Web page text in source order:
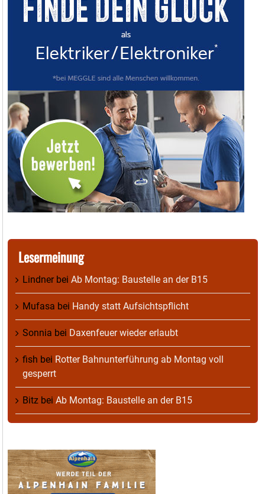
Lesermeinung
Lindnerbei Ab Montag: Baustelle an der B15
Mufasa bei Handy statt Aufsichtspflicht
Sonnia bei Daxenfeuer wieder erlaubt
fish bei Rotter Bahnunterführung ab Montag voll
gesperrt
Bitz bei Ab Montag: Baustelle an der B15